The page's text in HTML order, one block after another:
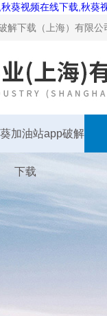
葵视频在线下载,秋葵
解下载（上海）有限公司
加油站app破解
下载